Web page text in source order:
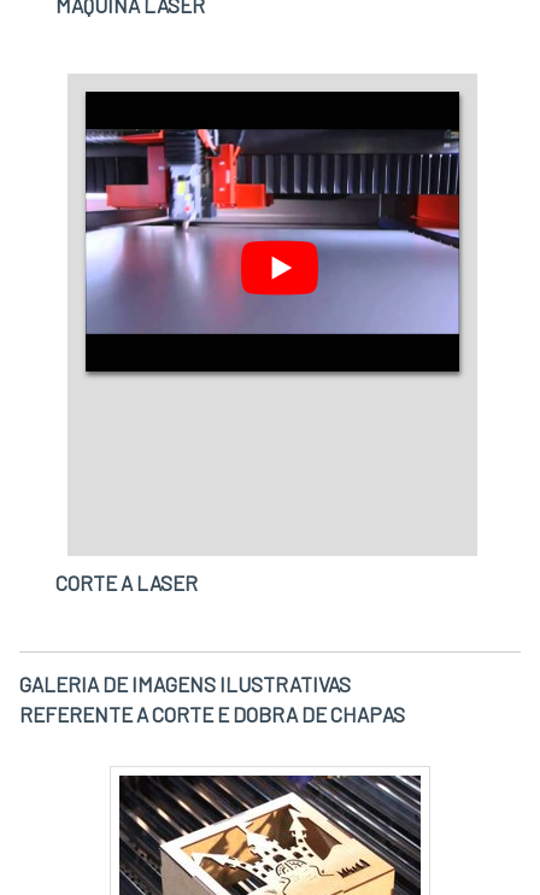
CORTE A LASER
GALERIA DE IMAGENS ILUSTRATIVAS
REFERENTE A CORTE E DOBRA DE CHAPAS